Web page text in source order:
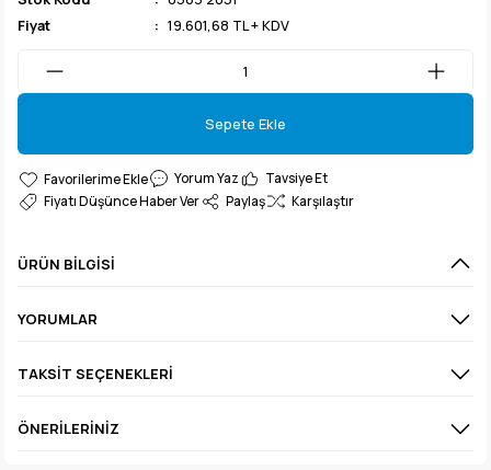
Fiyat
19.601,68 TL + KDV
Sepete Ekle
Sepete Ekle
Yorum Yaz
Tavsiye Et
Fiyatı Düşünce Haber Ver
Paylaş Karşılaştır
ÜRÜN BILGISI
YORUMLAR
TAKSIT SEÇENEKLERI
ÖNERILERINIZ